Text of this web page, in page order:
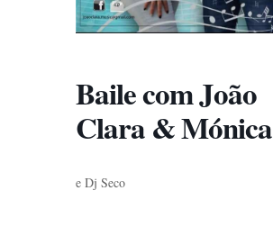
Baile com João
Clara & Mónica
e Dj Seco